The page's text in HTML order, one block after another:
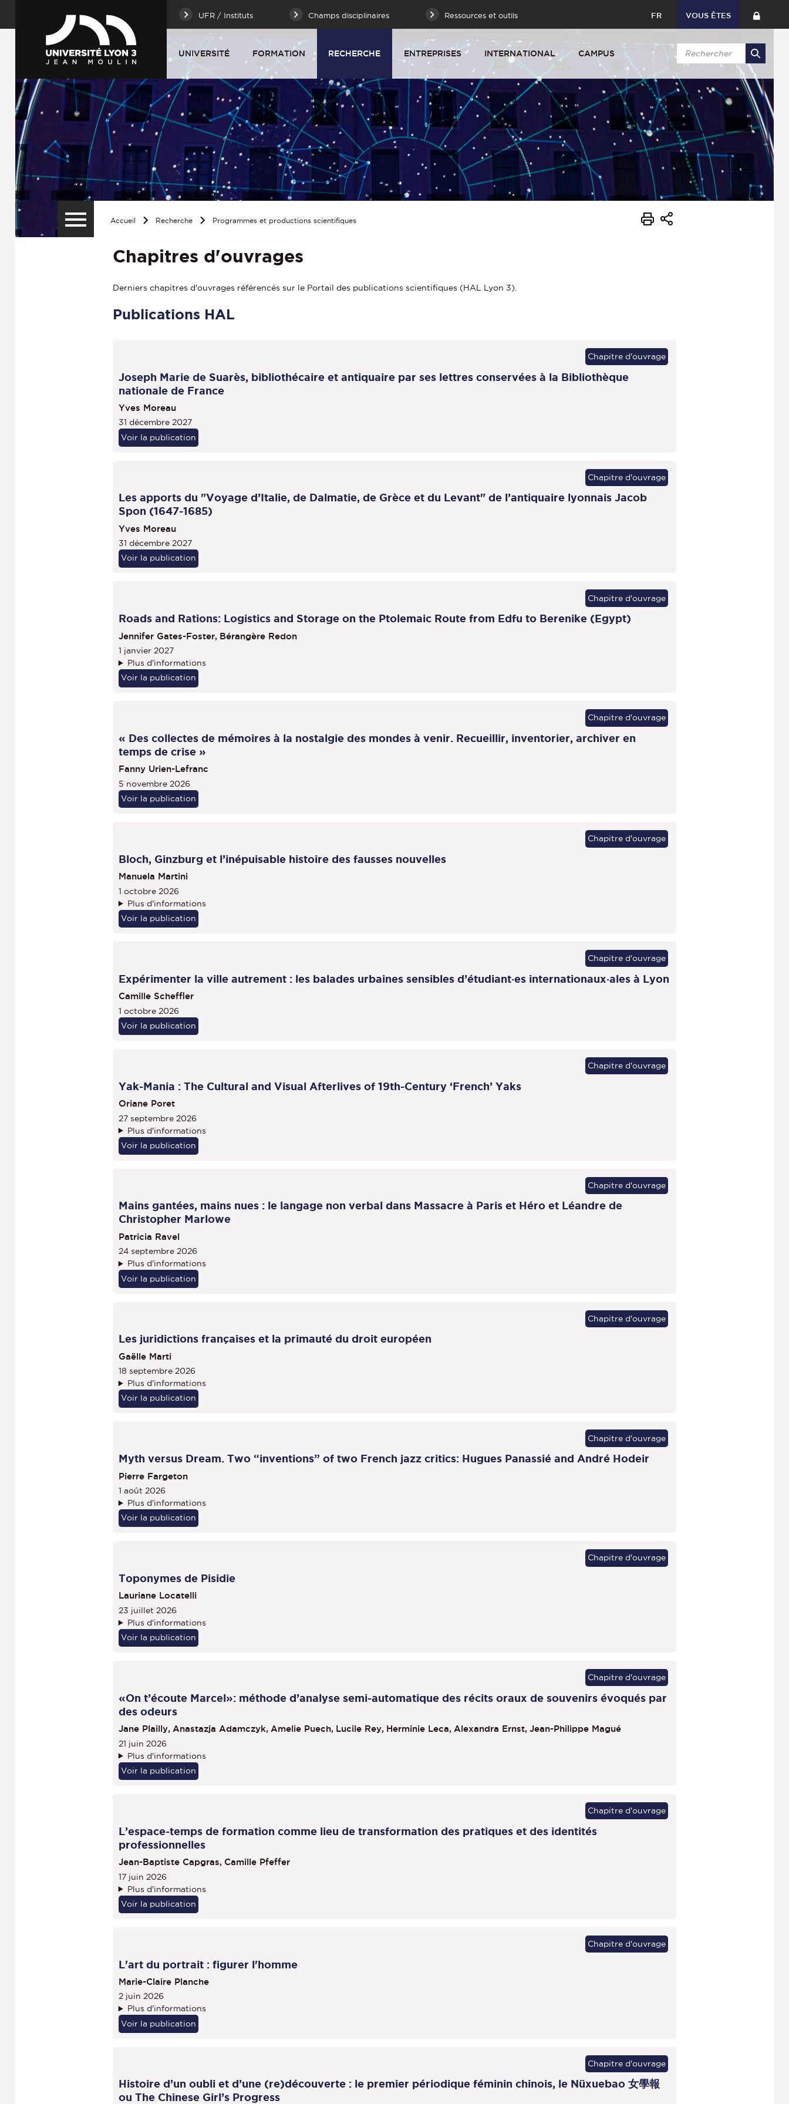
UFR / Instituts Champs disciplinaires Ressources et outils FR VOUS ÊTES
UNIVERSITÉ FORMATION RECHERCHE ENTREPRISES INTERNATIONAL CAMPUS
Accueil Recherche Programmes et productions scientifiques
Chapitres d'ouvrages
Derniers chapitres d'ouvrages référencés sur le Portail des publications scientifiques (HAL Lyon 3).
Publications HAL
Joseph Marie de Suarès, bibliothécaire et antiquaire par ses lettres conservées à la Bibliothèque
nationale de France
Chapitre d'ouvrage
Yves Moreau
31 décembre 2027
Voir la publication
Les apports du "Voyage d’Italie, de Dalmatie, de Grèce et du Levant" de l’antiquaire lyonnais Jacob
Spon (1647-1685)
Chapitre d'ouvrage
Yves Moreau
31 décembre 2027
Voir la publication
Roads and Rations: Logistics and Storage on the Ptolemaic Route from Edfu to Berenike (Egypt)
Chapitre d'ouvrage
Jennifer Gates-Foster, Bérangère Redon
1 janvier 2027
Plus d'informations
Voir la publication
« Des collectes de mémoires à la nostalgie des mondes à venir. Recueillir, inventorier, archiver en
temps de crise »
Chapitre d'ouvrage
Fanny Urien-Lefranc
5 novembre 2026
Voir la publication
Bloch, Ginzburg et l’inépuisable histoire des fausses nouvelles
Chapitre d'ouvrage
Manuela Martini
1 octobre 2026
Plus d'informations
Voir la publication
Expérimenter la ville autrement : les balades urbaines sensibles d’étudiant·es internationaux·ales à Lyon
Chapitre d'ouvrage
Camille Scheffler
1 octobre 2026
Voir la publication
Yak-Mania : The Cultural and Visual Afterlives of 19th-Century ‘French’ Yaks
Chapitre d'ouvrage
Oriane Poret
27 septembre 2026
Plus d'informations
Voir la publication
Mains gantées, mains nues : le langage non verbal dans Massacre à Paris et Héro et Léandre de
Christopher Marlowe
Chapitre d'ouvrage
Patricia Ravel
24 septembre 2026
Plus d'informations
Voir la publication
Les juridictions françaises et la primauté du droit européen
Chapitre d'ouvrage
Gaëlle Marti
18 septembre 2026
Plus d'informations
Voir la publication
Myth versus Dream. Two “inventions” of two French jazz critics: Hugues Panassié and André Hodeir
Chapitre d'ouvrage
Pierre Fargeton
1 août 2026
Plus d'informations
Voir la publication
Toponymes de Pisidie
Chapitre d'ouvrage
Lauriane Locatelli
23 juillet 2026
Plus d'informations
Voir la publication
«On t’écoute Marcel»: méthode d’analyse semi-automatique des récits oraux de souvenirs évoqués par
des odeurs
Chapitre d'ouvrage
Jane Plailly, Anastazja Adamczyk, Amelie Puech, Lucile Rey, Herminie Leca, Alexandra Ernst, Jean-Philippe Magué
21 juin 2026
Plus d'informations
Voir la publication
L’espace-temps de formation comme lieu de transformation des pratiques et des identités
professionnelles
Chapitre d'ouvrage
Jean-Baptiste Capgras, Camille Pfeffer
17 juin 2026
Plus d'informations
Voir la publication
L'art du portrait : figurer l'homme
Chapitre d'ouvrage
Marie-Claire Planche
2 juin 2026
Plus d'informations
Voir la publication
Histoire d’un oubli et d’une (re)découverte : le premier périodique féminin chinois, le Nüxuebao 女學報
ou The Chinese Girl’s Progress
Chapitre d'ouvrage